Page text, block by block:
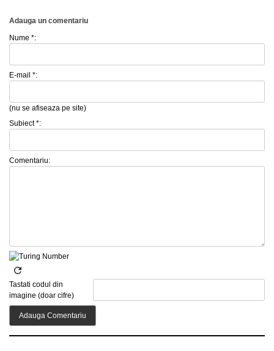
Adauga un comentariu
Nume *:
E-mail *:
(nu se afiseaza pe site)
Subiect *:
Comentariu:
Tastati codul din
imagine (doar cifre)